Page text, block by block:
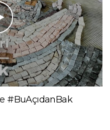
#BuAçıdanBak